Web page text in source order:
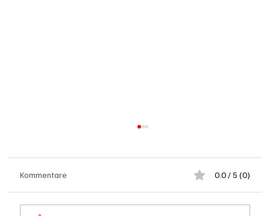
Kommentare 0.0 / 5 (0)